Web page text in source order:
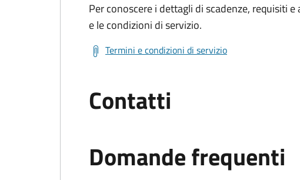
Per conoscere i dettagli di scadenze, requisiti
e le condizioni di servizio.
Termini e condizioni di servizio
Contatti
Domande frequenti